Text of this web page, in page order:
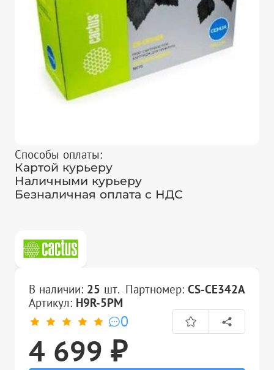
Способы оплаты:
Картой курьеру
Наличными курьеру
Безналичная оплата с НДС
В наличии: 25 шт. Партномер: CS-CE342A
Артикул: H9R-5PM
0
4 699 ₽